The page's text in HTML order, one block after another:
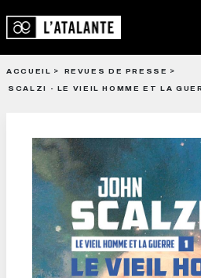
ACCUEIL
REVUES DE PRESSE
SCALZI - LE VIEIL HOMME ET LA